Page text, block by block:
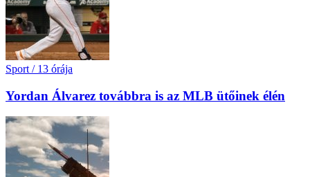
Sport / 13 órája
Yordan Álvarez továbbra is az MLB ütőinek élén